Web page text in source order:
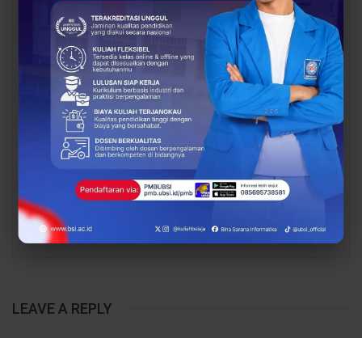
BERITA
Dari Catatan Manual
Menuju Digital, UBSI
Bantu Bank Sampah
Mawar Burangrang
Kelola…
BERITA
Dari Sampah Jadi
Rupiah, UBSI Bantu
Bank Sampah Mawar
Burangrang Go Digital
Lewat…
PREV NEXT
LEAVE A REPLY